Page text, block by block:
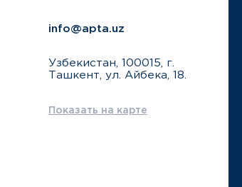
info@apta.uz
Узбекистан, 100015, г.
Ташкент, ул. Айбека, 18.
Показать на карте